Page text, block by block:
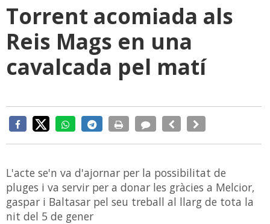
Torrent acomiada als
Reis Mags en una
cavalcada pel matí
L'acte se'n va d'ajornar per la possibilitat de
pluges i va servir per a donar les gràcies a Melcior,
gaspar i Baltasar pel seu treball al llarg de tota la
nit del 5 de gener